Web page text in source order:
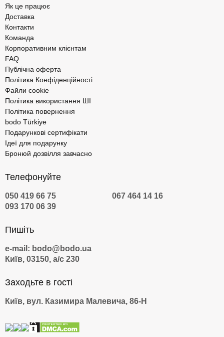
Як це працює
Доставка
Контакти
Команда
Корпоративним клієнтам
FAQ
Публічна оферта
Політика Конфіденційності
Файли cookie
Політика використання ШІ
Політика повернення
bodo Türkiye
Подарункові сертифікати
Ідеї для подарунку
Бронюй дозвілля завчасно
Телефонуйте
050 419 66 75
067 464 14 16
093 170 06 39
Пишіть
e-mail: bodo@bodo.ua
Київ, 03150, а/с 230
Заходьте в гості
Київ, вул. Казимира Малевича, 86-Н